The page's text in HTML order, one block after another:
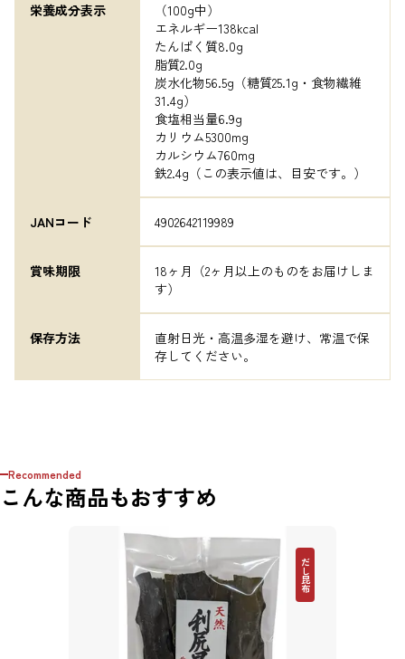
栄養成分表示
（100g中）
エネルギー138kcal
たんぱく質8.0g
脂質2.0g
炭水化物56.5g（糖質25.1g・食物繊維
31.4g）
食塩相当量6.9g
カリウム5300mg
カルシウム760mg
鉄2.4g（この表示値は、目安です。）
JANコード 4902642119989
賞味期限
18ヶ月（2ヶ月以上のものをお届けしま
す）
保存方法
直射日光・高温多湿を避け、常温で保
存してください。
Recommended
こんな商品もおすすめ
だし昆布